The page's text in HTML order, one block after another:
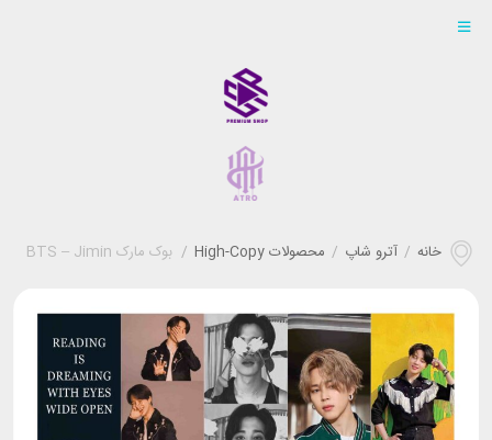
خانه / آترو شاپ / محصولات High-Copy / بوک‌ مارک BTS – Jimin